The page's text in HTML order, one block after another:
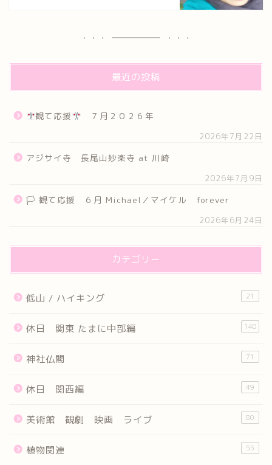
最近の投稿
観て応援 ７月２０２６年
2026年7月22日
アジサイ寺 長尾山妙楽寺 at 川崎
2026年7月9日
🏳 観て応援 ６月 Michael／マイケル forever
2026年6月24日
カテゴリー
低山 / ハイキング 21
休日 関東 たまに中部編 140
神社仏閣 71
休日 関西編 49
美術館 観劇 映画 ライブ 80
植物関連 55